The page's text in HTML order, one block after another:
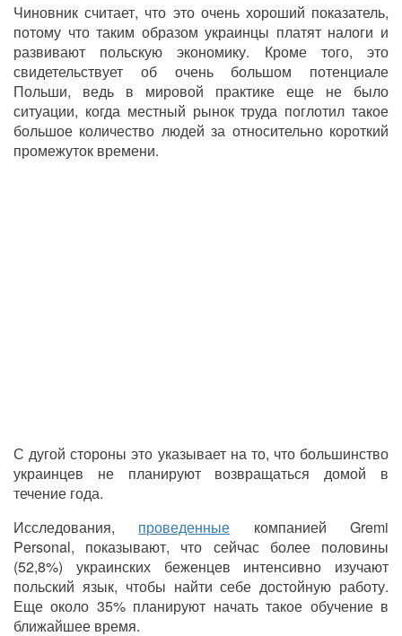
Чиновник считает, что это очень хороший показатель,
потому что таким образом украинцы платят налоги и
развивают польскую экономику. Кроме того, это
свидетельствует об очень большом потенциале
Польши, ведь в мировой практике еще не было
ситуации, когда местный рынок труда поглотил такое
большое количество людей за относительно короткий
промежуток времени.
С дугой стороны это указывает на то, что большинство
украинцев не планируют возвращаться домой в
течение года.
Исследования, проведенные компанией Gremi
Personal, показывают, что сейчас более половины
(52,8%) украинских беженцев интенсивно изучают
польский язык, чтобы найти себе достойную работу.
Еще около 35% планируют начать такое обучение в
ближайшее время.